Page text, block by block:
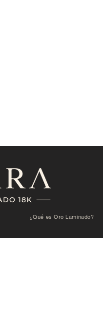
¿Qué es Oro Laminado?